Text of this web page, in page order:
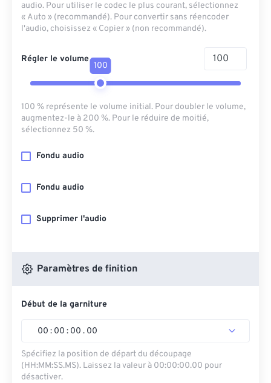
audio. Pour utiliser le codec le plus courant, sélectionnez
« Auto » (recommandé). Pour convertir sans réencoder
l'audio, choisissez « Copier » (non recommandé).
Régler le volume
100
100 % représente le volume initial. Pour doubler le volume,
augmentez-le à 200 %. Pour le réduire de moitié,
sélectionnez 50 %.
Fondu audio
Fondu audio
Supprimer l'audio
Paramètres de finition
Début de la garniture
00 : 00 : 00 . 00
Spécifiez la position de départ du découpage
(HH:MM:SS.MS). Laissez la valeur à 00:00:00.00 pour
désactiver.